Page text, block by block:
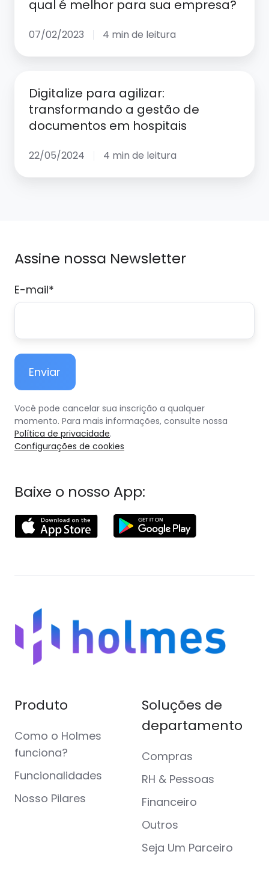
potencializa
gestão
processos:
diferenças
melhor
qual é melhor para sua empresa?
07/02/2023 4 min de leitura
para
agilizar:
transformando
gestão
de
Digitalize para agilizar:
transformando a gestão de
documentos em hospitais
22/05/2024 4 min de leitura
Assine nossa Newsletter
E-mail*
Você pode cancelar sua inscrição a qualquer
momento. Para mais informações, consulte nossa
Política de privacidade.
Configurações de cookies
Baixe o nosso App:
Produto
Como o Holmes
funciona?
Funcionalidades
Nosso Pilares
Soluções de
departamento
Compras
RH & Pessoas
Financeiro
Outros
Seja Um Parceiro